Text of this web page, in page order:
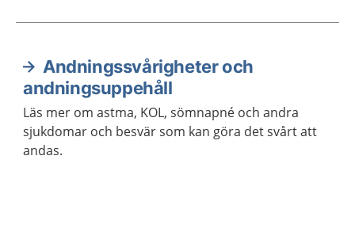
Aktuella artiklar
Andningssvårigheter och
andningsuppehåll
Läs mer om astma, KOL, sömnapné och andra
sjukdomar och besvär som kan göra det svårt att
andas.